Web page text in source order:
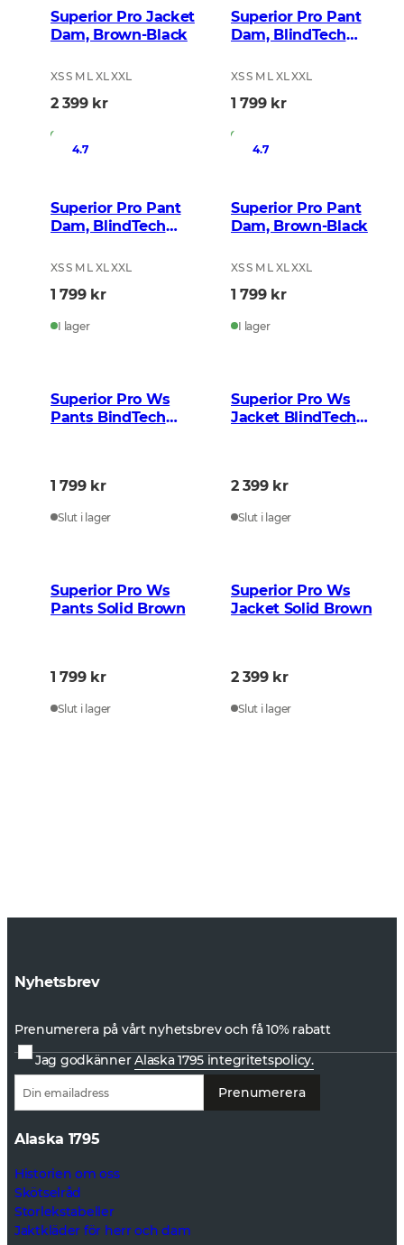
Superior Pro Jacket
Dam, Brown-Black
XS S M L XL XXL
2 399 kr
Superior Pro Pant
Dam, BlindTech
XS S M L XL XXL
1 799 kr
4.7
Superior Pro Pant
Dam, BlindTech
XS S M L XL XXL
1 799 kr
I lager
4.7
Superior Pro Pant
Dam, Brown-Black
XS S M L XL XXL
1 799 kr
I lager
Superior Pro Ws
Pants BindTech
1 799 kr
Slut i lager
Superior Pro Ws
Jacket BlindTech
2 399 kr
Slut i lager
Superior Pro Ws
Pants Solid Brown
1 799 kr
Slut i lager
Superior Pro Ws
Jacket Solid Brown
2 399 kr
Slut i lager
Nyhetsbrev
Prenumerera på vårt nyhetsbrev och få 10% rabatt
Jag godkännerAlaska 1795 integritetspolicy.
Prenumerera
Alaska 1795
Historien om oss
Skötselråd
Storlekstabeller
Jaktkläder för herr och dam